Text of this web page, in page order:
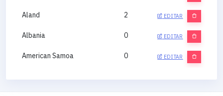
Aland 2 EDITAR
Albania 0 EDITAR
American Samoa 0 EDITAR